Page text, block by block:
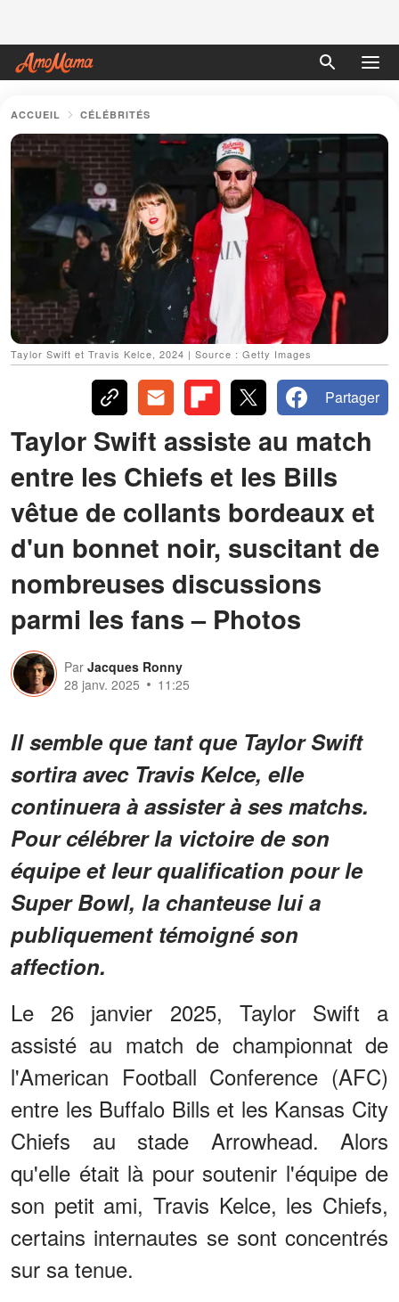
ACCUEIL CÉLÉBRITÉS
Taylor Swift et Travis Kelce, 2024 | Source : Getty Images
Partager
Taylor Swift assiste au match
entre les Chiefs et les Bills
vêtue de collants bordeaux et
d'un bonnet noir, suscitant de
nombreuses discussions
parmi les fans – Photos
Par Jacques Ronny
28 janv. 2025
11:25
Il semble que tant que Taylor Swift
sortira avec Travis Kelce, elle
continuera à assister à ses matchs.
Pour célébrer la victoire de son
équipe et leur qualification pour le
Super Bowl, la chanteuse lui a
publiquement témoigné son
affection.
Le 26 janvier 2025, Taylor Swift a
assisté au match de championnat de
l'American Football Conference (AFC)
entre les Buffalo Bills et les Kansas City
Chiefs au stade Arrowhead. Alors
qu'elle était là pour soutenir l'équipe de
son petit ami, Travis Kelce, les Chiefs,
certains internautes se sont concentrés
sur sa tenue.